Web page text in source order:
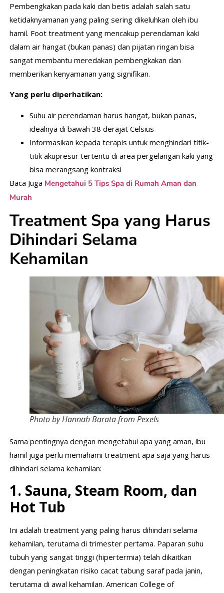
Pembengkakan pada kaki dan betis adalah salah satu
ketidaknyamanan yang paling sering dikeluhkan oleh ibu
hamil. Foot treatment yang mencakup perendaman kaki
dalam air hangat (bukan panas) dan pijatan ringan bisa
sangat membantu meredakan pembengkakan dan
memberikan kenyamanan yang signifikan.
Yang perlu diperhatikan:
Suhu air perendaman harus hangat, bukan panas,
idealnya di bawah 38 derajat Celsius
Informasikan kepada terapis untuk menghindari titik-
titik akupresur tertentu di area pergelangan kaki yang
bisa merangsang kontraksi
Baca Juga Mengetahui 5 Tips Spa di Rumah Aman dan
Murah
Treatment Spa yang Harus
Dihindari Selama
Kehamilan
Photo by Hannah Barata from Pexels
Sama pentingnya dengan mengetahui apa yang aman, ibu
hamil juga perlu memahami treatment apa saja yang harus
dihindari selama kehamilan:
1. Sauna, Steam Room, dan
Hot Tub
Ini adalah treatment yang paling harus dihindari selama
kehamilan, terutama di trimester pertama. Paparan suhu
tubuh yang sangat tinggi (hipertermia) telah dikaitkan
dengan peningkatan risiko cacat tabung saraf pada janin,
terutama di awal kehamilan. American College of